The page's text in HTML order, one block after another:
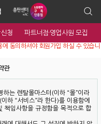
청 파트너점·영업사원 모집
동의하셔야 회원가입 하실 수 있습니
관